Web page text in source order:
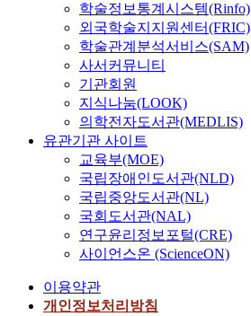
학술정보통계시스템(Rinfo)
외국학술지지원센터(FRIC)
학술관계분석서비스(SAM)
사서커뮤니티
기관회원
지식나눔(LOOK)
의학전자도서관(MEDLIS)
유관기관 사이트
교육부(MOE)
국립장애인도서관(NLD)
국립중앙도서관(NL)
국회도서관(NAL)
연구윤리정보포털(CRE)
사이언스온 (ScienceON)
이용약관
개인정보처리방침